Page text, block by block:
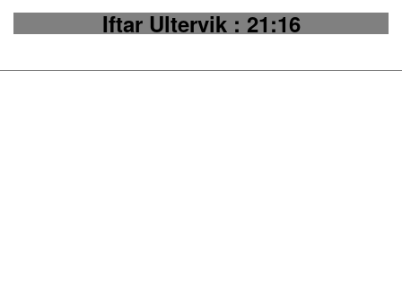
Iftar Ultervik: 21:16